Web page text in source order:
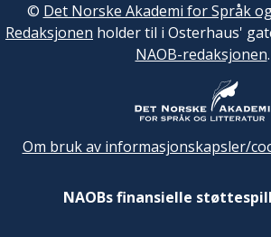
© Det Norske Akademi for Språk
Redaksjonen holder til i Osterhaus'
NAOB-redaksjonen.
Om bruk av informasjonskapsler/
NAOBs finansielle